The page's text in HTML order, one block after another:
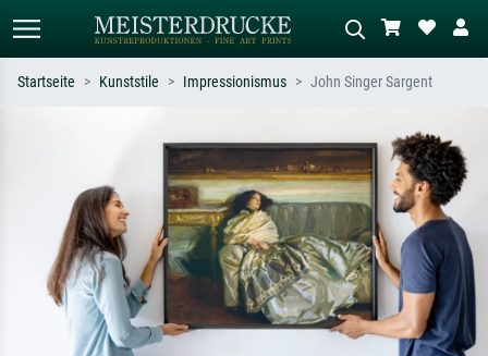
Suchen Sie nach Künstlern, Werktiteln
oder Stilen – z.B. Monet,
Sternennacht, Impressionismus, Welle
Hokusai, Akt.
Beschreiben Sie die Szene – z.B. Grüne
Wiese, Abstrakt mit viel Rot, Dunkles
Ölgemälde, Stehender Akt neben einem
Baum.
Startseite Kunststile Impressionismus John Singer Sargent